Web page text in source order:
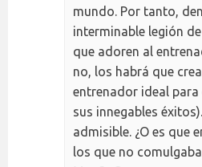
mundo. Por tanto,
interminable legión
que adoren al
no, los habrá que
entrenador ideal
sus innegables
admisible. ¿O es que
los que no